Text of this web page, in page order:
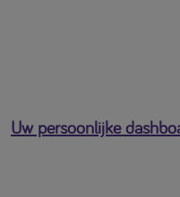
Uw persoonlijke